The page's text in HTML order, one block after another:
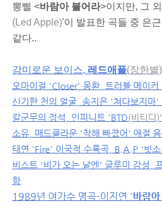
뽕삘 <바람아 불어라>이지만, 그
(Led Apple)'이 발표한 곡들 중 은근
같다..
감미로운 보이스, 레드애플(장한별)
오마이걸 'Closer' 몽환, 트러블 메이
신기한 천의 얼굴, 송지은 '쳐다보지마'
칼군무의 정석, 인피니트 'BTD(비티디)
소유, 매드클라운 '착해 빠졌어' 애절
태연 'Fire' 이국적 수록곡, B.A.P '빗
비스트 '비가 오는 날엔' 글루미 감성,
함
1989년 여가수 명곡-이지연 '바람